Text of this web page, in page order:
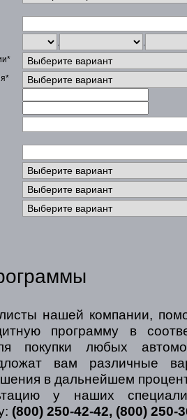
.
.
нашей компании,
программу в
покупки любых
вам различные
в дальнейшем
у наших
(800) 250-42-42, (800) 250-